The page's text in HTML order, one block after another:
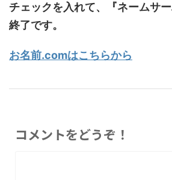
チェックを入れて、『ネームサ
終了です。
お名前.comはこちらから
コメントをどうぞ！